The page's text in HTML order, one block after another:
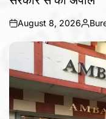
on
August 8, 2026
by